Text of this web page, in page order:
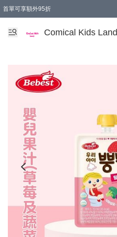
首單可享額外95折
Comical Kids Land